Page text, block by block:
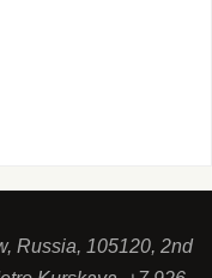
Russia, 105120, 2nd